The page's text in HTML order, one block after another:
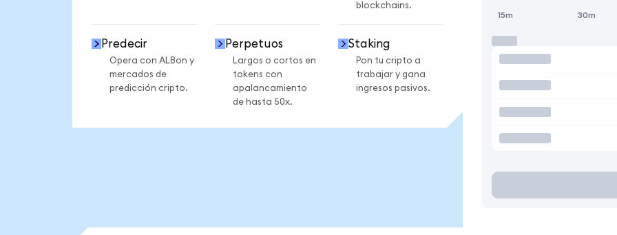
blockchains.
Predecir
Opera con ALBon y
mercados de
predicción cripto.
Perpetuos
Largos o cortos en
tokens con
apalancamiento
de hasta 50x.
Staking
Pon tu cripto a
trabajar y gana
ingresos pasivos.
15m 30m